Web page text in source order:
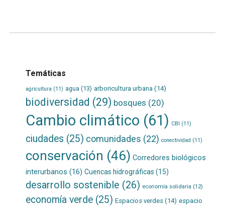
Temáticas
agricultura (11) agua (13) arboricultura urbana(14)
biodiversidad (29) bosques (20)
Cambio climático (61) CBI (11)
ciudades (25) comunidades (22) conectividad (11)
conservación (46) Corredores biológicos
interurbanos (16) Cuencas hidrográficas (15)
desarrollo sostenible (26) economía solidaria (12)
economía verde(25) Espacios verdes(14) espacio